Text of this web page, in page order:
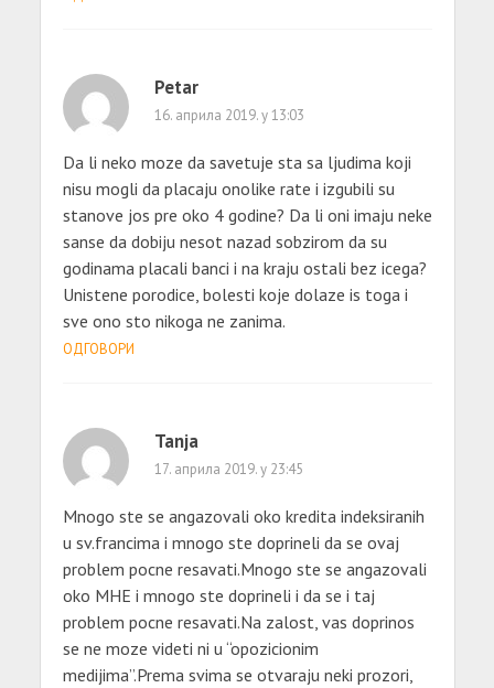
Petar
16. априла 2019. у 13:03
Da li neko moze da savetuje sta sa ljudima koji
nisu mogli da placaju onolike rate i izgubili su
stanove jos pre oko 4 godine? Da li oni imaju neke
sanse da dobiju nesot nazad sobzirom da su
godinama placali banci i na kraju ostali bez icega?
Unistene porodice, bolesti koje dolaze is toga i
sve ono sto nikoga ne zanima.
ОДГОВОРИ
Tanja
17. априла 2019. у 23:45
Mnogo ste se angazovali oko kredita indeksiranih
u sv.francima i mnogo ste doprineli da se ovaj
problem pocne resavati.Mnogo ste se angazovali
oko MHE i mnogo ste doprineli i da se i taj
problem pocne resavati.Na zalost, vas doprinos
se ne moze videti ni u “opozicionim
medijima”.Prema svima se otvaraju neki prozori,